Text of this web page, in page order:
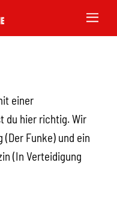
einer
du hier richtig. Wir
Funke) und ein
(In Verteidigung